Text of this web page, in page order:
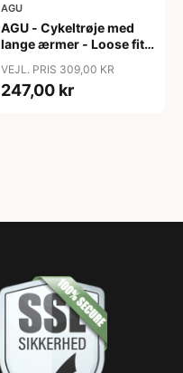
AGU
AGU - Cykeltrøje med
lange ærmer - Loose fit -
VEJL. PRIS 309,00 KR
247,00 kr